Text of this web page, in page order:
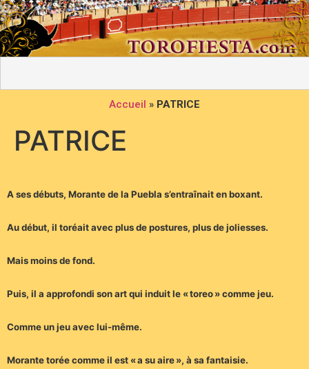
Accueil » PATRICE
PATRICE
A ses débuts, Morante de la Puebla s’entraînait en boxant.
Au début, il toréait avec plus de postures, plus de joliesses.
Mais moins de fond.
Puis, il a approfondi son art qui induit le « toreo » comme jeu.
Comme un jeu avec lui-même.
Morante torée comme il est « a su aire », à sa fantaisie.